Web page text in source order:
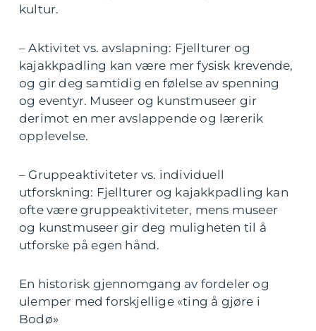
kultur.
– Aktivitet vs. avslapning: Fjellturer og
kajakkpadling kan være mer fysisk krevende,
og gir deg samtidig en følelse av spenning
og eventyr. Museer og kunstmuseer gir
derimot en mer avslappende og lærerik
opplevelse.
– Gruppeaktiviteter vs. individuell
utforskning: Fjellturer og kajakkpadling kan
ofte være gruppeaktiviteter, mens museer
og kunstmuseer gir deg muligheten til å
utforske på egen hånd.
En historisk gjennomgang av fordeler og
ulemper med forskjellige «ting å gjøre i
Bodø»